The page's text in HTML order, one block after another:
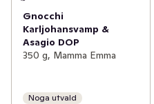
Gnocchi
Karljohansvamp &
Asagio DOP
350 g, Mamma Emma
Noga utvald